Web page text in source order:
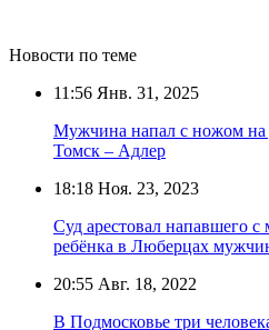
Новости по теме
11:56 Янв. 31, 2025
Мужчина напал с ножом на
Томск – Адлер
18:18 Ноя. 23, 2023
Суд арестовал напавшего
ребёнка в Люберцах
20:55 Авг. 18, 2022
В Подмосковье три